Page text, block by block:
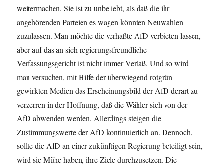
weitermachen. Sie ist zu unbeliebt, als daß die ihr
angehörenden Parteien es wagen könnten Neuwahlen
zuzulassen. Man möchte die verhaßte AfD verbieten lassen,
aber auf das an sich regierungsfreundliche
Verfassungsgericht ist nicht immer Verlaß. Und so wird
man versuchen, mit Hilfe der überwiegend rotgrün
gewirkten Medien das Erscheinungsbild der AfD derart zu
verzerren in der Hoffnung, daß die Wähler sich von der
AfD abwenden werden. Allerdings steigen die
Zustimmungswerte der AfD kontinuierlich an. Dennoch,
sollte die AfD an einer zukünftigen Regierung beteiligt sein,
wird sie Mühe haben, ihre Ziele durchzusetzen. Die